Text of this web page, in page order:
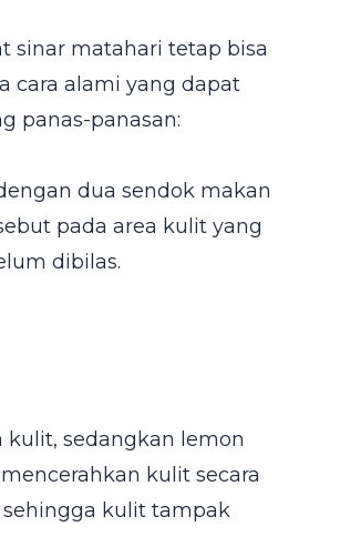
sinar matahari tetap bisa
cara alami yang dapat
panas-panasan:
dua sendok makan
pada area kulit yang
dibilas.
sedangkan lemon
kulit secara
kulit tampak